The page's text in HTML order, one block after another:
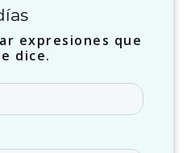
expresiones que
dice.